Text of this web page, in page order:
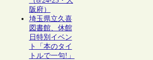
阪府）
埼玉県立久喜
図書館、休館
日特別イベン
ト「本のタイ
トルで一句!」